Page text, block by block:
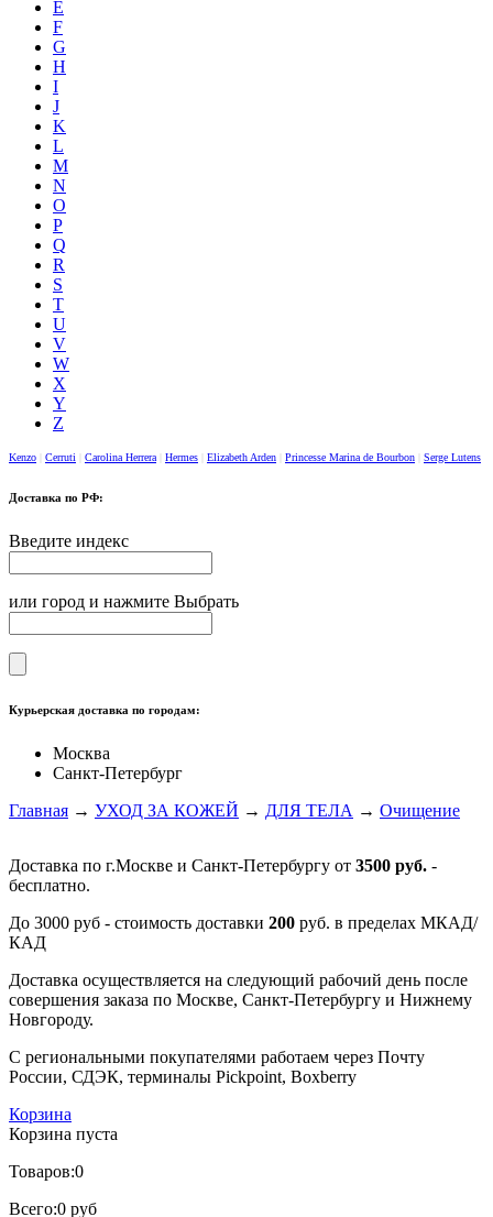
E
F
G
H
I
J
K
L
M
N
O
P
Q
R
S
T
U
V
W
X
Y
Z
Kenzo Cerruti Carolina Herrera Hermes Elizabeth Arden Princesse Marina de Bourbon Serge Lutens
Доставка по РФ:
Введите индекс
или город и нажмите Выбрать
Курьерская доставка по городам:
Москва
Санкт-Петербург
Главная → УХОД ЗА КОЖЕЙ → ДЛЯ ТЕЛА → Очищение
Доставка по г.Москве и Санкт-Петербургу от 3500 руб. -
бесплатно.
До 3000 руб - стоимость доставки 200 руб. в пределах МКАД/
КАД
Доставка осуществляется на следующий рабочий день после
совершения заказа по Москве, Санкт-Петербургу и Нижнему
Новгороду.
С региональными покупателями работаем через Почту
России, СДЭК, терминалы Pickpoint, Boxberry
Корзина
Корзина пуста
Товаров:0
Всего:0 руб